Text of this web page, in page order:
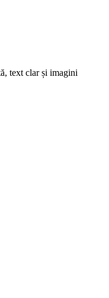
text clar și imagini